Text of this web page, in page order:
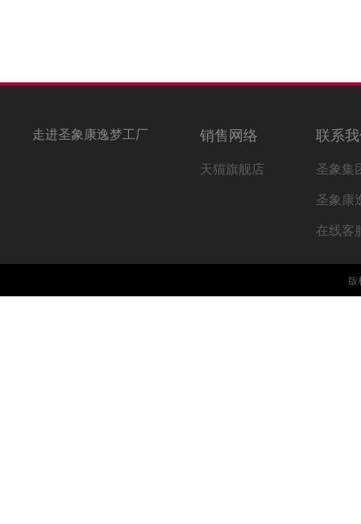
走进圣象康逸梦工厂 销售网络
天猫旗舰店
联系
圣象集
圣象康
在线客
版